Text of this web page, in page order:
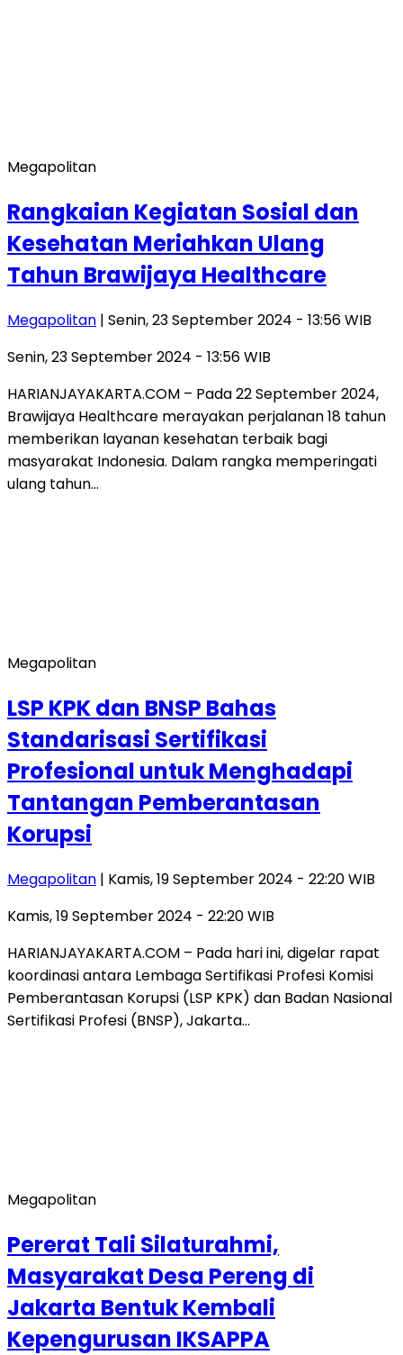
Megapolitan
Rangkaian Kegiatan Sosial dan
Kesehatan Meriahkan Ulang
Tahun Brawijaya Healthcare
Megapolitan | Senin, 23 September 2024 - 13:56 WIB
Senin, 23 September 2024 - 13:56 WIB
HARIANJAYAKARTA.COM – Pada 22 September 2024,
Brawijaya Healthcare merayakan perjalanan 18 tahun
memberikan layanan kesehatan terbaik bagi
masyarakat Indonesia. Dalam rangka memperingati
ulang tahun…
Megapolitan
LSP KPK dan BNSP Bahas
Standarisasi Sertifikasi
Profesional untuk Menghadapi
Tantangan Pemberantasan
Korupsi
Megapolitan | Kamis, 19 September 2024 - 22:20 WIB
Kamis, 19 September 2024 - 22:20 WIB
HARIANJAYAKARTA.COM – Pada hari ini, digelar rapat
koordinasi antara Lembaga Sertifikasi Profesi Komisi
Pemberantasan Korupsi (LSP KPK) dan Badan Nasional
Sertifikasi Profesi (BNSP), Jakarta…
Megapolitan
Pererat Tali Silaturahmi,
Masyarakat Desa Pereng di
Jakarta Bentuk Kembali
Kepengurusan IKSAPPA